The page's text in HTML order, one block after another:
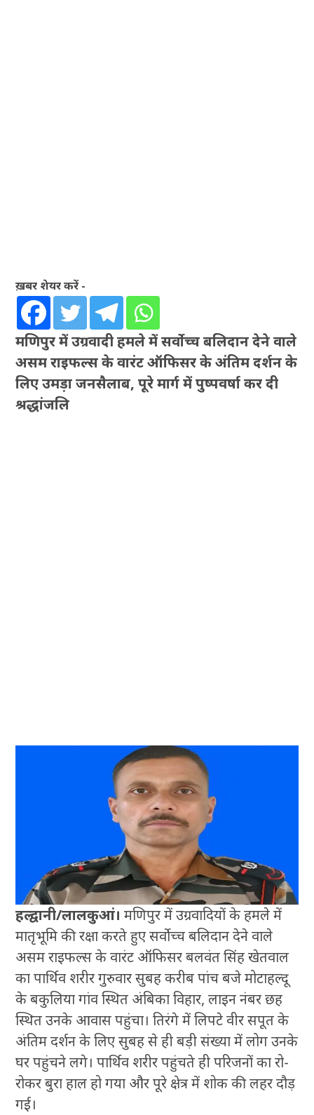
ख़बर शेयर करें -
मणिपुर में उग्रवादी हमले में सर्वोच्च बलिदान देने वाले
असम राइफल्स के वारंट ऑफिसर के अंतिम दर्शन के
लिए उमड़ा जनसैलाब, पूरे मार्ग में पुष्पवर्षा कर दी
श्रद्धांजलि
हल्द्वानी/लालकुआं। मणिपुर में उग्रवादियों के हमले में
मातृभूमि की रक्षा करते हुए सर्वोच्च बलिदान देने वाले
असम राइफल्स के वारंट ऑफिसर बलवंत सिंह खेतवाल
का पार्थिव शरीर गुरुवार सुबह करीब पांच बजे मोटाहल्दू
के बकुलिया गांव स्थित अंबिका विहार, लाइन नंबर छह
स्थित उनके आवास पहुंचा। तिरंगे में लिपटे वीर सपूत के
अंतिम दर्शन के लिए सुबह से ही बड़ी संख्या में लोग उनके
घर पहुंचने लगे। पार्थिव शरीर पहुंचते ही परिजनों का रो-
रोकर बुरा हाल हो गया और पूरे क्षेत्र में शोक की लहर दौड़
गई।